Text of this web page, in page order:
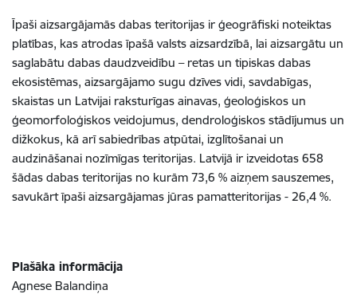
Īpaši aizsargājamās dabas teritorijas ir ģeogrāfiski noteiktas
platības, kas atrodas īpašā valsts aizsardzībā, lai aizsargātu un
saglabātu dabas daudzveidību – retas un tipiskas dabas
ekosistēmas, aizsargājamo sugu dzīves vidi, savdabīgas,
skaistas un Latvijai raksturīgas ainavas, ģeoloģiskos un
ģeomorfoloģiskos veidojumus, dendroloģiskos stādījumus un
dižkokus, kā arī sabiedrības atpūtai, izglītošanai un
audzināšanai nozīmīgas teritorijas. Latvijā ir izveidotas 658
šādas dabas teritorijas no kurām 73,6 % aizņem sauszemes,
savukārt īpaši aizsargājamas jūras pamatteritorijas - 26,4 %.
Plašāka informācija
Agnese Balandiņa